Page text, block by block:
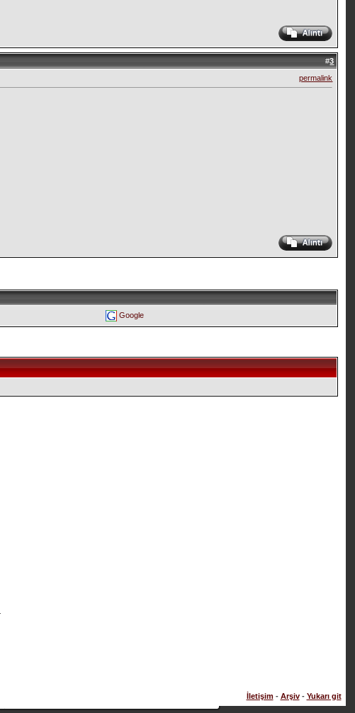
#3
permalink
Google
İletişim- Arşiv- Yukarı git